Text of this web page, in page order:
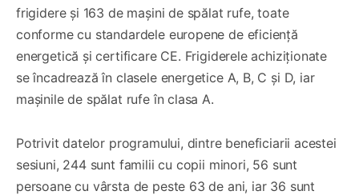
frigidere și 163 de mașini de spălat rufe, toate
conforme cu standardele europene de eficiență
energetică și certificare CE. Frigiderele achiziționate
se încadrează în clasele energetice A, B, C și D, iar
mașinile de spălat rufe în clasa A.
Potrivit datelor programului, dintre beneficiarii acestei
sesiuni, 244 sunt familii cu copii minori, 56 sunt
persoane cu vârsta de peste 63 de ani, iar 36 sunt